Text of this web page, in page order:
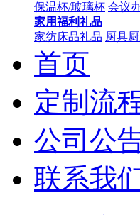
保温杯/玻璃杯 会议
家用福利礼品
家纺床品礼品 厨具
首页
定制流
公司公
联系我